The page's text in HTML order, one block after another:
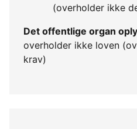
(overholder ikke
Det offentlige organ
overholder ikke loven
krav)